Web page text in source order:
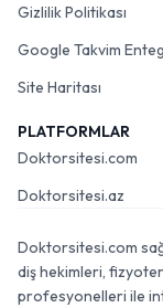
Gizlilik Politikası
Google Takvim
Site Haritası
PLATFORMLAR
Doktorsitesi.com
Doktorsitesi.az
Doktorsitesi.com
diş hekimleri,
profesyonelleri ile